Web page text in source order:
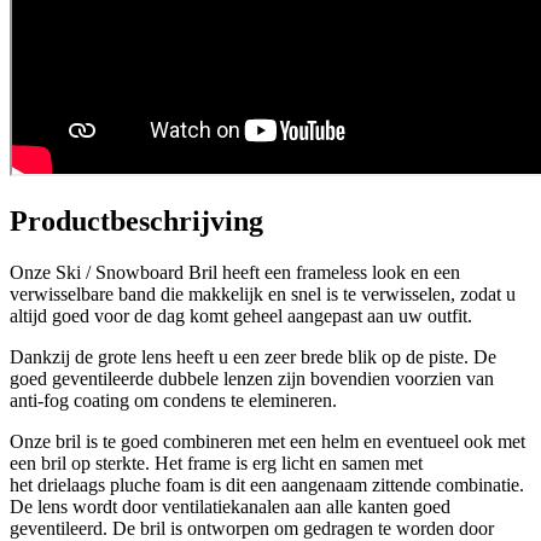
Productbeschrijving
Onze Ski / Snowboard Bril heeft een frameless look en een
verwisselbare band die makkelijk en snel is te verwisselen, zodat u
altijd goed voor de dag komt geheel aangepast aan uw outfit.
Dankzij de grote lens heeft u een zeer brede blik op de piste. De
goed geventileerde dubbele lenzen zijn bovendien voorzien van
anti-fog coating om condens te elemineren.
Onze bril is te goed combineren met een helm en eventueel ook met
een bril op sterkte. Het frame is erg licht en samen met
het drielaags pluche foam is dit een aangenaam zittende combinatie.
De lens wordt door ventilatiekanalen aan alle kanten goed
geventileerd. De bril is ontworpen om gedragen te worden door